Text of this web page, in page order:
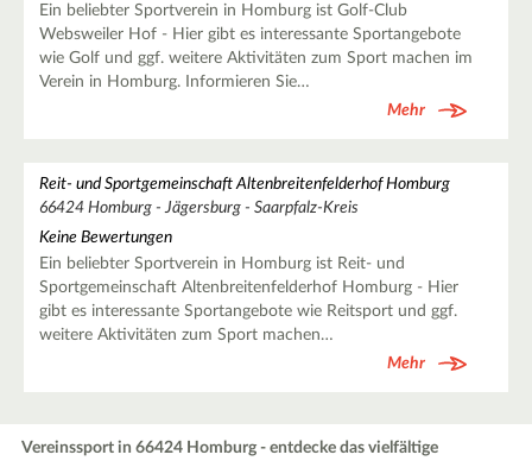
Ein beliebter Sportverein in Homburg ist Golf-Club
Websweiler Hof - Hier gibt es interessante Sportangebote
wie Golf und ggf. weitere Aktivitäten zum Sport machen im
Verein in Homburg. Informieren Sie…
Mehr
Reit- und Sportgemeinschaft Altenbreitenfelderhof Homburg
66424 Homburg - Jägersburg - Saarpfalz-Kreis
Keine Bewertungen
Ein beliebter Sportverein in Homburg ist Reit- und
Sportgemeinschaft Altenbreitenfelderhof Homburg - Hier
gibt es interessante Sportangebote wie Reitsport und ggf.
weitere Aktivitäten zum Sport machen…
Mehr
Vereinssport in 66424 Homburg - entdecke das vielfältige